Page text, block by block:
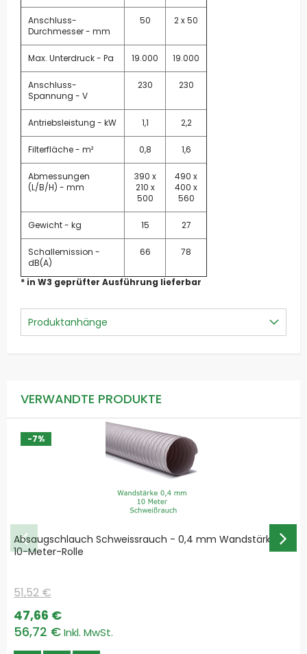
Anschluss-
Durchmesser - mm
50 2 x 50
Max. Unterdruck - Pa 19.000 19.000
Anschluss-
Spannung - V
230 230
Antriebsleistung - kW 1,1 2,2
Filterfläche - m² 0,8 1,6
Abmessungen
(L/B/H) - mm
390 x
210 x
500
490 x
400 x
560
Gewicht - kg 15 27
Schallemission -
dB(A)
66 78
* in W3 geprüfter Ausführung lieferbar
Produktanhänge
VERWANDTE PRODUKTE
-7%
Absaugschlauch Schweissrauch - 0,4 mm Wandstärke -
10-Meter-Rolle
Special
Price
56,72 €
47,66 €
51,52 €